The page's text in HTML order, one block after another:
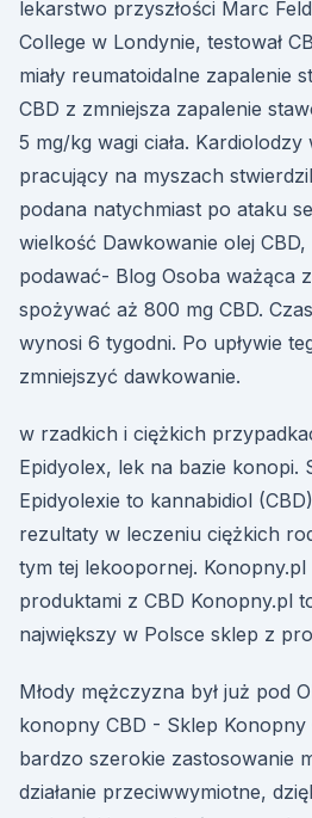
lekarstwo przyszłości Marc
College w Londynie, testował
miały reumatoidalne zapalenie
CBD z zmniejsza zapalenie
5 mg/kg wagi ciała.
pracujący na myszach
podana natychmiast po ataku
wielkość Dawkowanie olej
podawać- Blog Osoba ważąca
spożywać aż 800 mg CBD.
wynosi 6 tygodni. Po upływie
zmniejszyć dawkowanie.
w rzadkich i ciężkich
Epidyolex, lek na bazie konopi.
Epidyolexie to kannabidiol
rezultaty w leczeniu ciężkich
tym tej lekoopornej.
produktami z CBD Konopny.pl
największy w Polsce sklep z
Młody mężczyzna był już pod
konopny CBD - Sklep Konopny
bardzo szerokie zastosowanie
działanie przeciwwymiotne,